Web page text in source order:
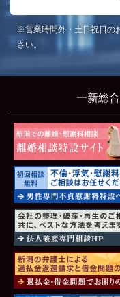
※営業時間外・土日祝日の
さい。
一新総